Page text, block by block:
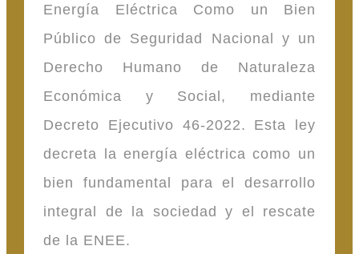
Energía Eléctrica Como un Bien
Público de Seguridad Nacional y un
Derecho Humano de Naturaleza
Económica y Social, mediante
Decreto Ejecutivo 46-2022. Esta ley
decreta la energía eléctrica como un
bien fundamental para el desarrollo
integral de la sociedad y el rescate
de la ENEE.